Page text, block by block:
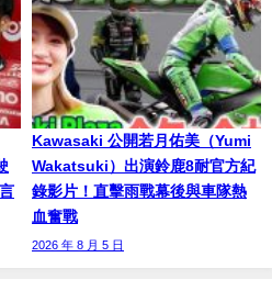
Kawasaki 公開若月佑美（Yumi
Wakatsuki）出演鈴鹿8耐官方紀
錄影片！直擊雨戰幕後與車隊熱
血奮戰
2026 年 8 月 5 日